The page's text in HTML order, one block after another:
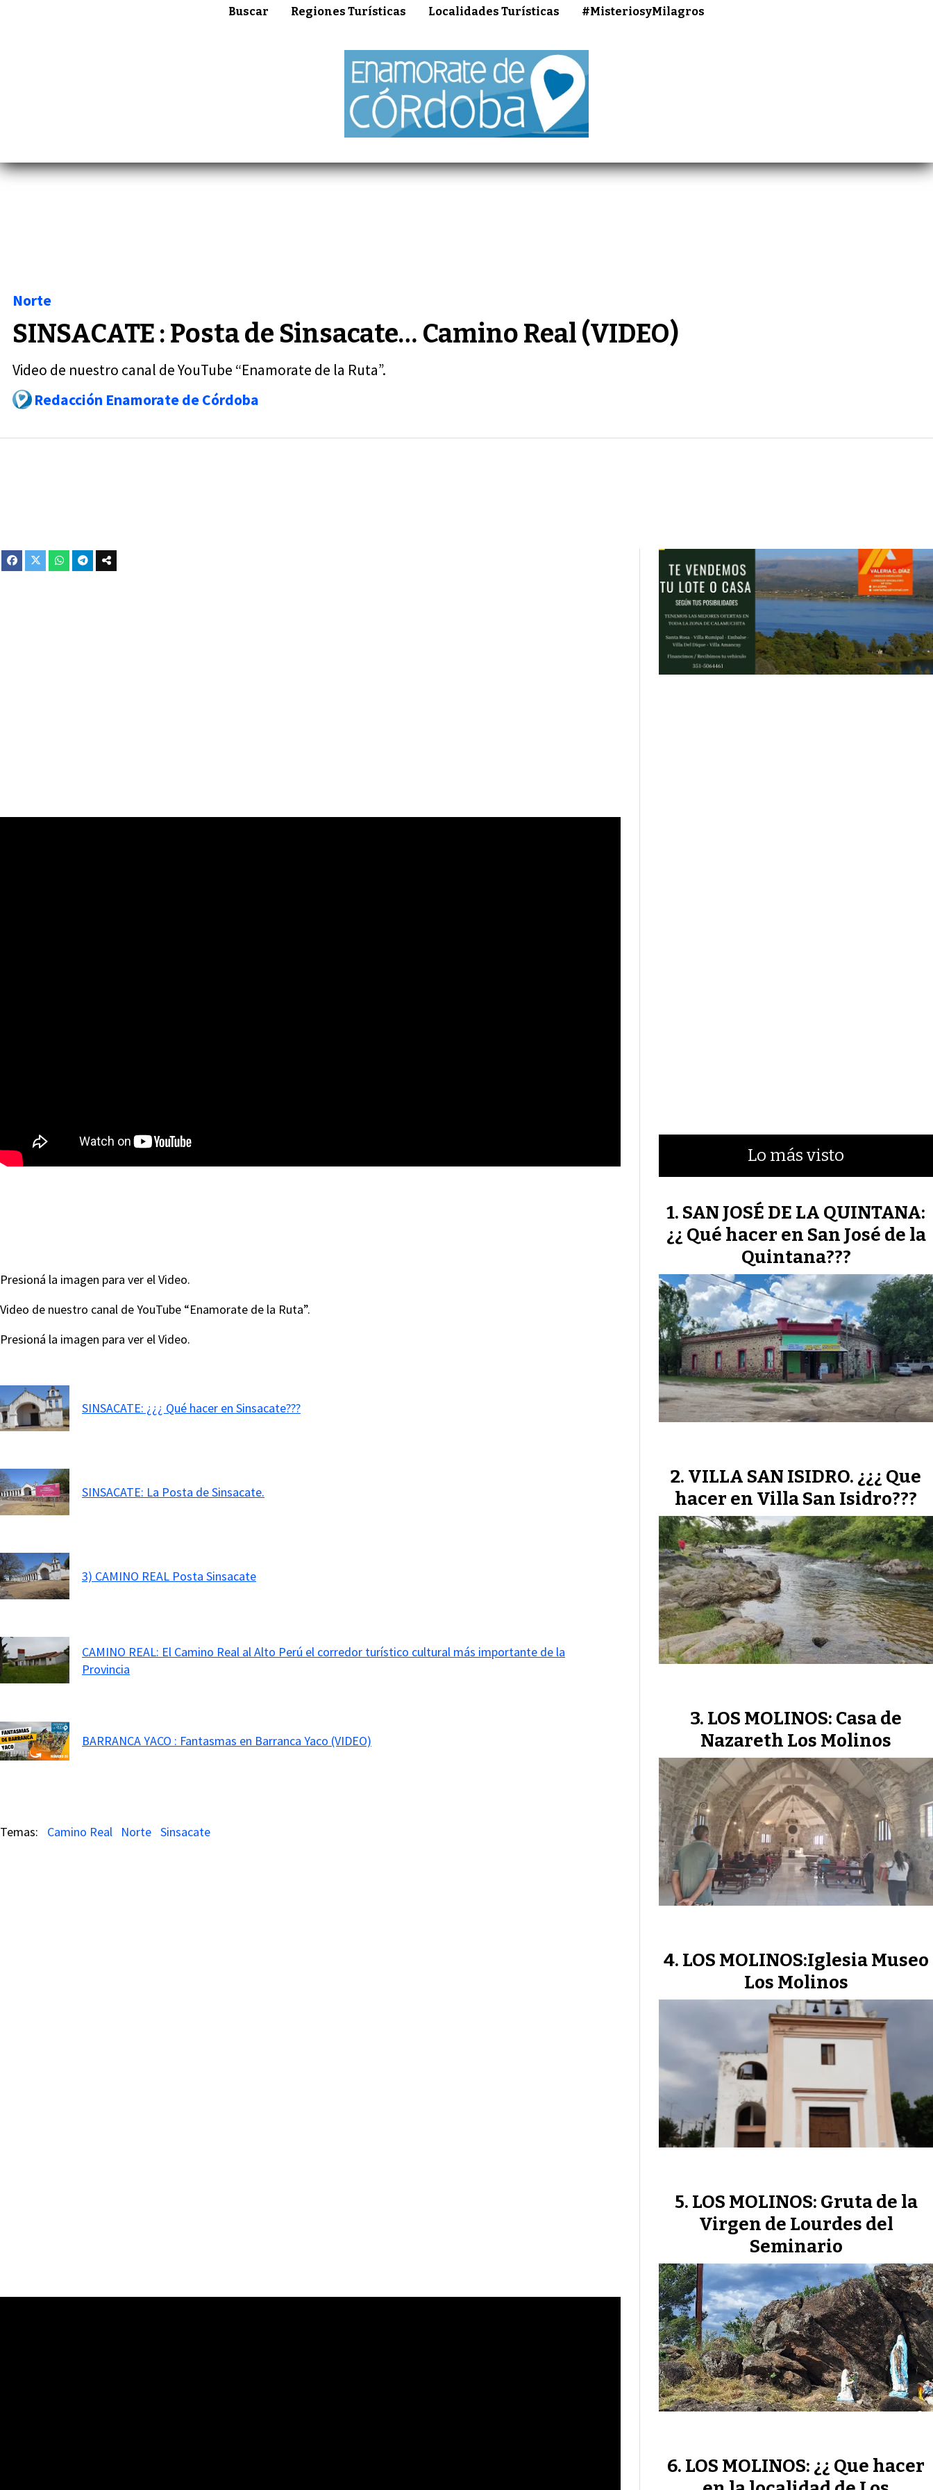
Buscar Regiones Turísticas Localidades Turísticas #MisteriosyMilagros
SINSACATE : Posta de Sinsacate… Camino Real (VIDEO)
Video de nuestro canal de YouTube “Enamorate de la Ruta”.
Norte
Redacción Enamorate de Córdoba
Presioná la imagen para ver el Video.
Video de nuestro canal de YouTube “Enamorate de la Ruta”.
Presioná la imagen para ver el Video.
SINSACATE: ¿¿¿ Qué hacer en Sinsacate???
SINSACATE: La Posta de Sinsacate.
3) CAMINO REAL Posta Sinsacate
CAMINO REAL: El Camino Real al Alto Perú el corredor turístico cultural más importante de la
Provincia
BARRANCA YACO : Fantasmas en Barranca Yaco (VIDEO)
Camino Real Norte Sinsacate
Lo más visto
SAN JOSÉ DE LA QUINTANA:
¿¿ Qué hacer en San José de la
Quintana???
VILLA SAN ISIDRO. ¿¿¿ Que
hacer en Villa San Isidro???
LOS MOLINOS: Casa de
Nazareth Los Molinos
LOS MOLINOS:Iglesia Museo
Los Molinos
LOS MOLINOS: Gruta de la
Virgen de Lourdes del
Seminario
LOS MOLINOS: ¿¿ Que hacer